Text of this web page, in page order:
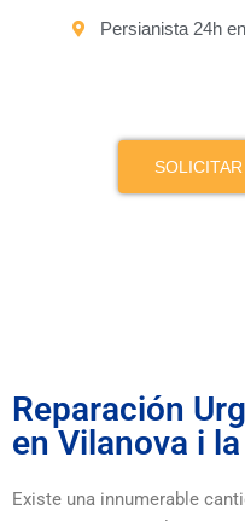
Persianista 24h
Reparación
en Vilanova i
Existe una innumerable